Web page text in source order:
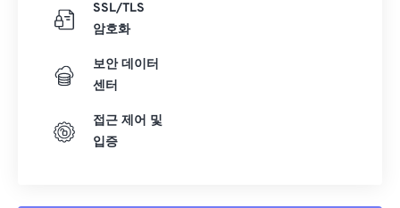
SSL/TLS
암호화
보안 데이터
센터
접근 제어 및
입증